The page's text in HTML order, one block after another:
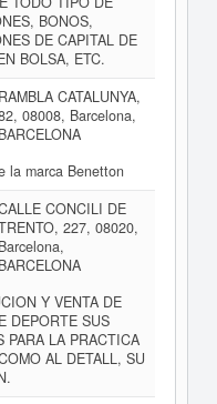
BONOS,
DE CAPITAL DE
BOLSA, ETC.
RAMBLA CATALUNYA,
08008, Barcelona,
BARCELONA
la marca Benetton
CONCILI DE
227, 08020,
Barcelona,
BARCELONA
Y VENTA DE
DEPORTE SUS
PARA LA PRACTICA
AL DETALL, SU